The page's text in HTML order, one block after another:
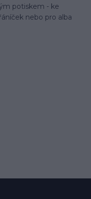
potiskem - ke
nebo pro alba